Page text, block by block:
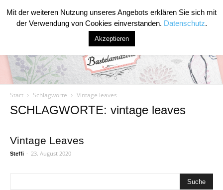
Bastelamazone
Start Schlagworte Vintage leaves
SCHLAGWORTE: vintage leaves
Vintage Leaves
Steffi - 23. August 2020
Mit der weiteren Nutzung unseres Angebots erklären Sie sich mit
der Verwendung von Cookies einverstanden. Datenschutz.
Akzeptieren